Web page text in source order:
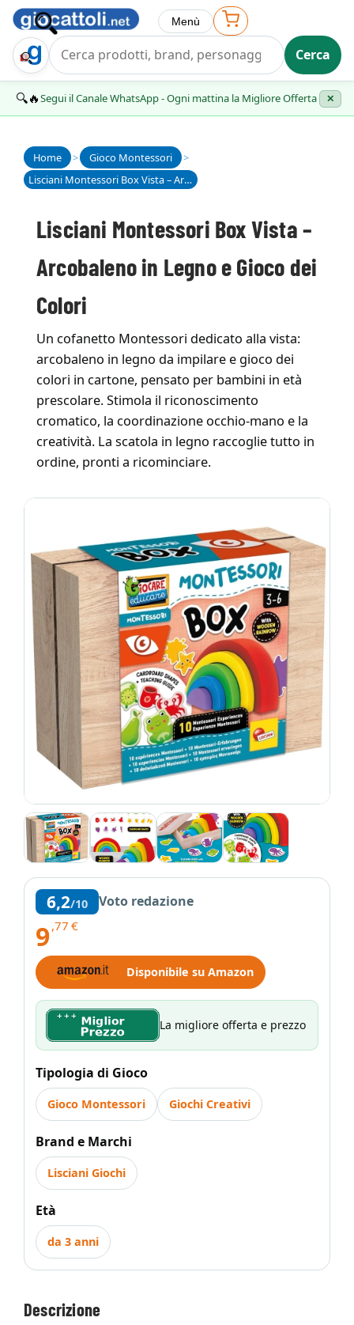
Trova Regalo Cerca
Menù
🔍🔥Segui il Canale WhatsApp - Ogni mattina la Migliore Offerta ✕
Home > Gioco Montessori
>
Lisciani Montessori Box Vista – Arcobaleno in Legno e Gioco dei Colori
Lisciani Montessori Box Vista –
Arcobaleno in Legno e Gioco dei
Colori
Un cofanetto Montessori dedicato alla vista:
arcobaleno in legno da impilare e gioco dei
colori in cartone, pensato per bambini in età
prescolare. Stimola il riconoscimento
cromatico, la coordinazione occhio-mano e la
creatività. La scatola in legno raccoglie tutto in
ordine, pronti a ricominciare.
6,2/10 Voto redazione
9,77 €
Disponibile su Amazon
La migliore offerta e prezzo
Tipologia di Gioco
Gioco Montessori Giochi Creativi
Brand e Marchi
Lisciani Giochi
Età
da 3 anni
Descrizione